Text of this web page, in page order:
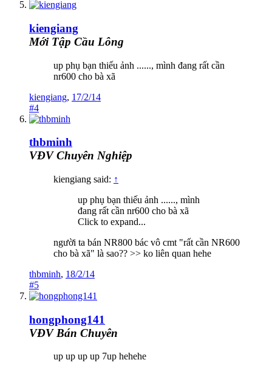
kiengiang
Mới Tập Cầu Lông
up phụ bạn thiếu ảnh ......, mình đang rất cần
nr600 cho bà xã
kiengiang, 17/2/14
#4
thbminh
VĐV Chuyên Nghiệp
kiengiang said: ↑
up phụ bạn thiếu ảnh ......, mình
đang rất cần nr600 cho bà xã
Click to expand...
người ta bán NR800 bác vô cmt "rất cần NR600
cho bà xã" là sao?? >> ko liên quan hehe
thbminh, 18/2/14
#5
hongphong141
VĐV Bán Chuyên
up up up up 7up hehehe